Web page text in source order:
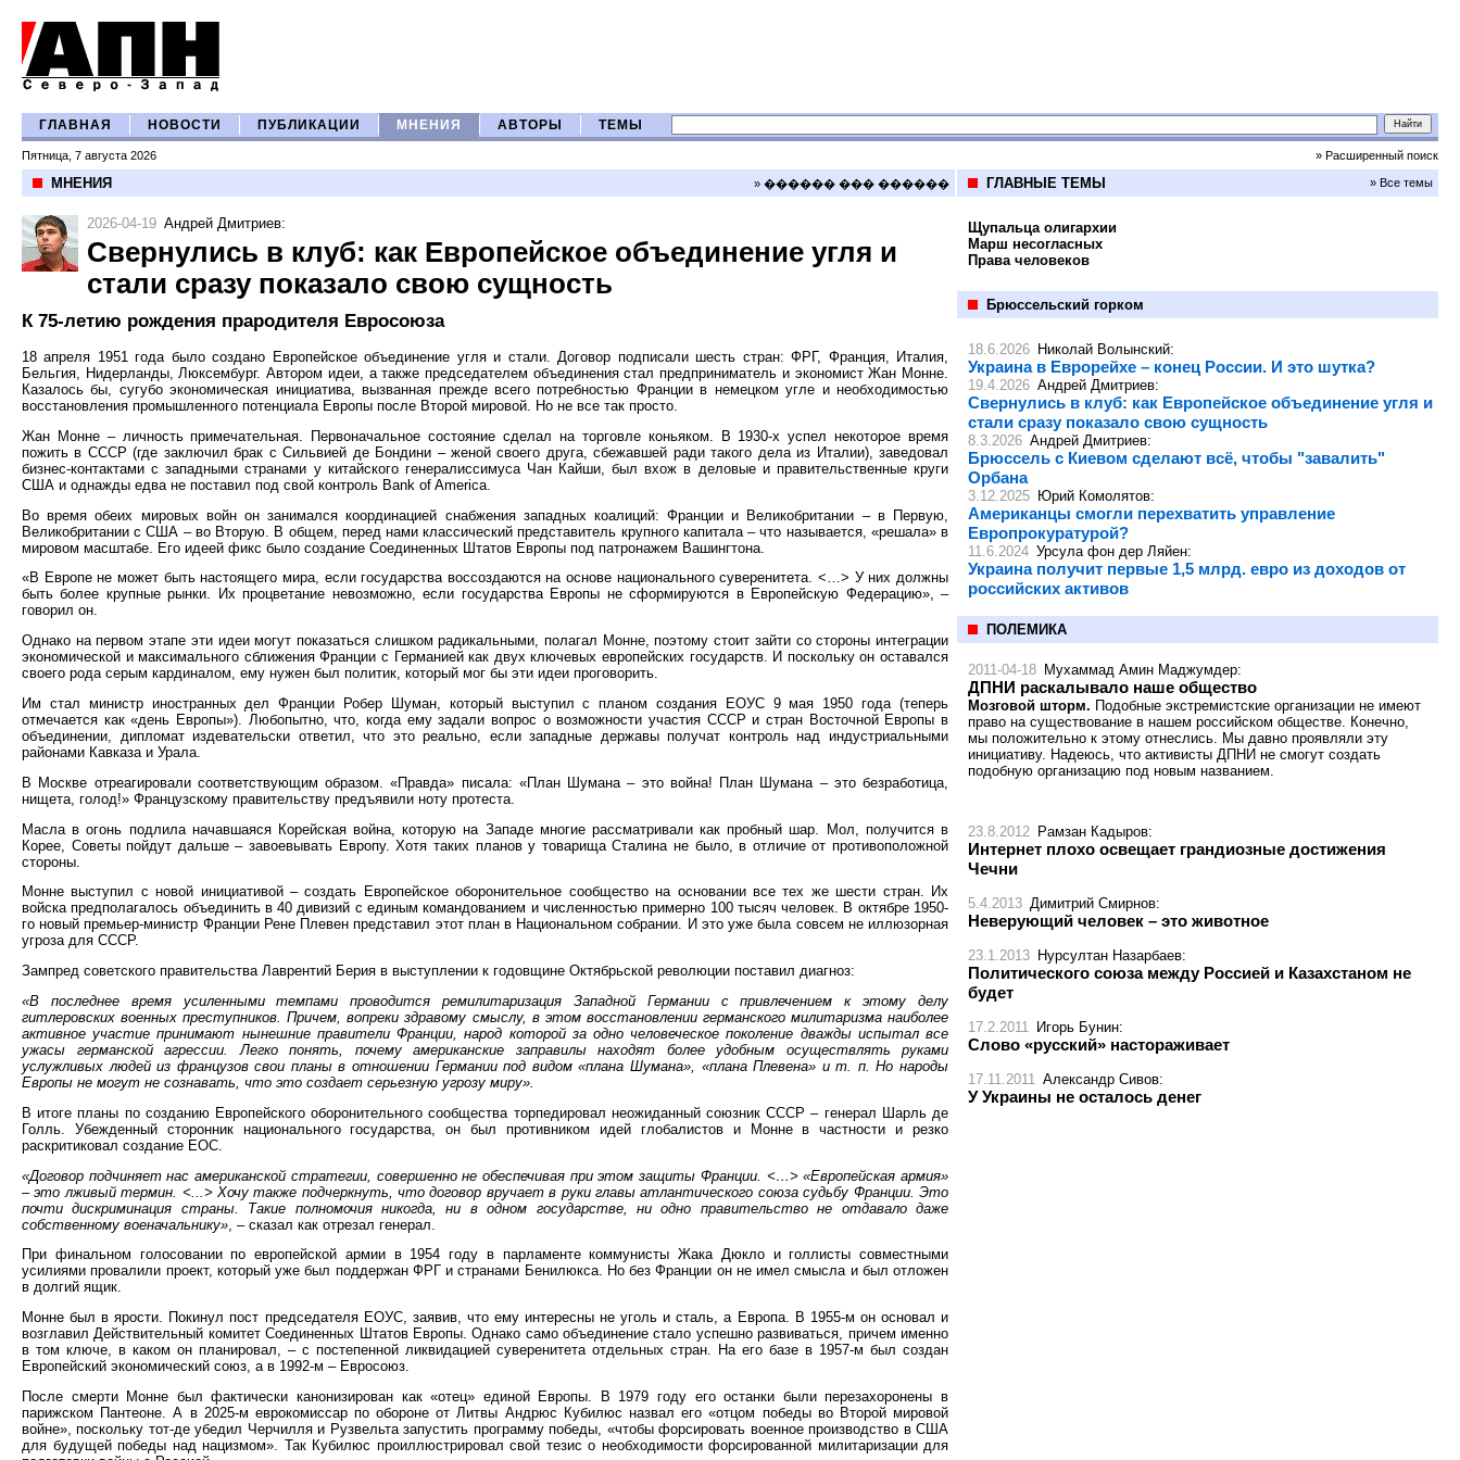
ГЛАВНАЯ НОВОСТИ ПУБЛИКАЦИИ МНЕНИЯ АВТОРЫ ТЕМЫ
Пятница, 7 августа 2026 » Расширенный поиск
МНЕНИЯ » ������ ��� ������
2026-04-19 Андрей Дмитриев:
Свернулись в клуб: как Европейское объединение угля и
стали сразу показало свою сущность
К 75-летию рождения прародителя Евросоюза
18 апреля 1951 года было создано Европейское объединение угля и стали. Договор подписали шесть стран: ФРГ, Франция, Италия,
Бельгия, Нидерланды, Люксембург. Автором идеи, а также председателем объединения стал предприниматель и экономист Жан Монне.
Казалось бы, сугубо экономическая инициатива, вызванная прежде всего потребностью Франции в немецком угле и необходимостью
восстановления промышленного потенциала Европы после Второй мировой. Но не все так просто.
Жан Монне – личность примечательная. Первоначальное состояние сделал на торговле коньяком. В 1930-х успел некоторое время
пожить в СССР (где заключил брак с Сильвией де Бондини – женой своего друга, сбежавшей ради такого дела из Италии), заведовал
бизнес-контактами с западными странами у китайского генералиссимуса Чан Кайши, был вхож в деловые и правительственные круги
США и однажды едва не поставил под свой контроль Bank of America.
Во время обеих мировых войн он занимался координацией снабжения западных коалиций: Франции и Великобритании – в Первую,
Великобритании с США – во Вторую. В общем, перед нами классический представитель крупного капитала – что называется, «решала» в
мировом масштабе. Его идеей фикс было создание Соединенных Штатов Европы под патронажем Вашингтона.
«В Европе не может быть настоящего мира, если государства воссоздаются на основе национального суверенитета. <…> У них должны
быть более крупные рынки. Их процветание невозможно, если государства Европы не сформируются в Европейскую Федерацию», –
говорил он.
Однако на первом этапе эти идеи могут показаться слишком радикальными, полагал Монне, поэтому стоит зайти со стороны интеграции
экономической и максимального сближения Франции с Германией как двух ключевых европейских государств. И поскольку он оставался
своего рода серым кардиналом, ему нужен был политик, который мог бы эти идеи проговорить.
Им стал министр иностранных дел Франции Робер Шуман, который выступил с планом создания ЕОУС 9 мая 1950 года (теперь
отмечается как «день Европы»). Любопытно, что, когда ему задали вопрос о возможности участия СССР и стран Восточной Европы в
объединении, дипломат издевательски ответил, что это реально, если западные державы получат контроль над индустриальными
районами Кавказа и Урала.
В Москве отреагировали соответствующим образом. «Правда» писала: «План Шумана – это война! План Шумана – это безработица,
нищета, голод!» Французскому правительству предъявили ноту протеста.
Масла в огонь подлила начавшаяся Корейская война, которую на Западе многие рассматривали как пробный шар. Мол, получится в
Корее, Советы пойдут дальше – завоевывать Европу. Хотя таких планов у товарища Сталина не было, в отличие от противоположной
стороны.
Монне выступил с новой инициативой – создать Европейское оборонительное сообщество на основании все тех же шести стран. Их
войска предполагалось объединить в 40 дивизий с единым командованием и численностью примерно 100 тысяч человек. В октябре 1950-
го новый премьер-министр Франции Рене Плевен представил этот план в Национальном собрании. И это уже была совсем не иллюзорная
угроза для СССР.
Зампред советского правительства Лаврентий Берия в выступлении к годовщине Октябрьской революции поставил диагноз:
«В последнее время усиленными темпами проводится ремилитаризация Западной Германии с привлечением к этому делу
гитлеровских военных преступников. Причем, вопреки здравому смыслу, в этом восстановлении германского милитаризма наиболее
активное участие принимают нынешние правители Франции, народ которой за одно человеческое поколение дважды испытал все
ужасы германской агрессии. Легко понять, почему американские заправилы находят более удобным осуществлять руками
услужливых людей из французов свои планы в отношении Германии под видом «плана Шумана», «плана Плевена» и т. п. Но народы
Европы не могут не сознавать, что это создает серьезную угрозу миру».
В итоге планы по созданию Европейского оборонительного сообщества торпедировал неожиданный союзник СССР – генерал Шарль де
Голль. Убежденный сторонник национального государства, он был противником идей глобалистов и Монне в частности и резко
раскритиковал создание ЕОС.
«Договор подчиняет нас американской стратегии, совершенно не обеспечивая при этом защиты Франции. <…> «Европейская армия»
– это лживый термин. <...> Хочу также подчеркнуть, что договор вручает в руки главы атлантического союза судьбу Франции. Это
почти дискриминация страны. Такие полномочия никогда, ни в одном государстве, ни одно правительство не отдавало даже
собственному военачальнику» , – сказал как отрезал генерал.
При финальном голосовании по европейской армии в 1954 году в парламенте коммунисты Жака Дюкло и голлисты совместными
усилиями провалили проект, который уже был поддержан ФРГ и странами Бенилюкса. Но без Франции он не имел смысла и был отложен
в долгий ящик.
Монне был в ярости. Покинул пост председателя ЕОУС, заявив, что ему интересны не уголь и сталь, а Европа. В 1955-м он основал и
возглавил Действительный комитет Соединенных Штатов Европы. Однако само объединение стало успешно развиваться, причем именно
в том ключе, в каком он планировал, – с постепенной ликвидацией суверенитета отдельных стран. На его базе в 1957-м был создан
Европейский экономический союз, а в 1992-м – Евросоюз.
После смерти Монне был фактически канонизирован как «отец» единой Европы. В 1979 году его останки были перезахоронены в
парижском Пантеоне. А в 2025-м еврокомиссар по обороне от Литвы Андрюс Кубилюс назвал его «отцом победы во Второй мировой
войне», поскольку тот-де убедил Черчилля и Рузвельта запустить программу победы, «чтобы форсировать военное производство в США
для будущей победы над нацизмом». Так Кубилюс проиллюстрировал свой тезис о необходимости форсированной милитаризации для
ГЛАВНЫЕ ТЕМЫ » Все темы
Щупальца олигархии
Марш несогласных
Права человеков
Брюссельский горком
18.6.2026 Николай Волынский:
Украина в Еврорейхе – конец России. И это шутка?
19.4.2026 Андрей Дмитриев:
Свернулись в клуб: как Европейское объединение угля и
стали сразу показало свою сущность
8.3.2026 Андрей Дмитриев:
Брюссель с Киевом сделают всё, чтобы "завалить"
Орбана
3.12.2025 Юрий Комолятов:
Американцы смогли перехватить управление
Европрокуратурой?
11.6.2024 Урсула фон дер Ляйен:
Украина получит первые 1,5 млрд. евро из доходов от
российских активов
ПОЛЕМИКА
2011-04-18 Мухаммад Амин Маджумдер:
ДПНИ раскалывало наше общество
Мозговой шторм. Подобные экстремистские организации не имеют
право на существование в нашем российском обществе. Конечно,
мы положительно к этому отнеслись. Мы давно проявляли эту
инициативу. Надеюсь, что активисты ДПНИ не смогут создать
подобную организацию под новым названием.
23.8.2012 Рамзан Кадыров:
Интернет плохо освещает грандиозные достижения
Чечни
5.4.2013 Димитрий Смирнов:
Неверующий человек – это животное
23.1.2013 Нурсултан Назарбаев:
Политического союза между Россией и Казахстаном не
будет
17.2.2011 Игорь Бунин:
Слово «русский» настораживает
17.11.2011 Александр Сивов:
У Украины не осталось денег